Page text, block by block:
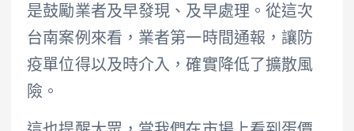
是鼓勵業者及早發現、及早處理。從這次
台南案例來看，業者第一時間通報，讓防
疫單位得以及時介入，確實降低了擴散風
險。